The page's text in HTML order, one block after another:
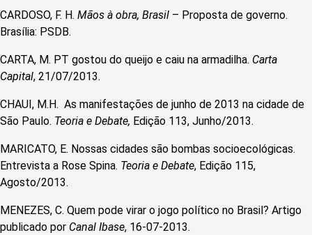
CARDOSO, F. H. Mãos à obra, Brasil – Proposta de governo.
Brasília: PSDB.
CARTA, M. PT gostou do queijo e caiu na armadilha. Carta
Capital, 21/07/2013.
CHAUI, M.H. As manifestações de junho de 2013 na cidade de
São Paulo. Teoria e Debate, Edição 113, Junho/2013.
MARICATO, E. Nossas cidades são bombas socioecológicas.
Entrevista a Rose Spina. Teoria e Debate, Edição 115,
Agosto/2013.
MENEZES, C. Quem pode virar o jogo político no Brasil? Artigo
publicado por Canal Ibase, 16-07-2013.